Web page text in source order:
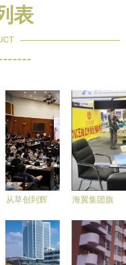
表
从草创到辉
事用品展十
五载成长史
海翼集团旗
连续十六年
携手厦门石